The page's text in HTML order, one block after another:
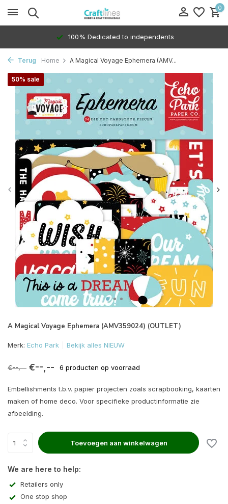
0
100% Dedicated to independents
Terug Home A Magical Voyage Ephemera (AMV...
A Magical Voyage Ephemera (AMV359024) (OUTLET)
50% sale
Merk: Echo Park Bekijk alles NIEUW
€--,-- €--,-- 6 producten op voorraad
Embellishments t.b.v. papier projecten zoals scrapbooking, kaarten
maken of home deco. Voor specifieke productinformatie zie
afbeelding.
Toevoegen aan winkelwagen
We are here to help:
Retailers only
One stop shop